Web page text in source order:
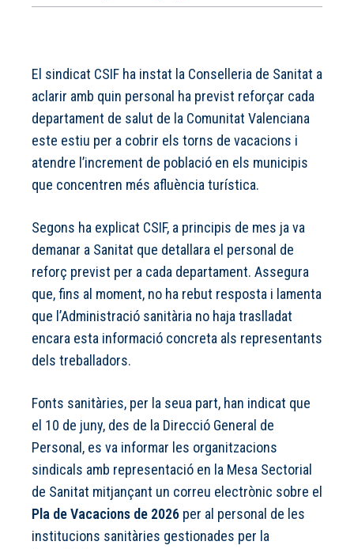
El sindicat CSIF ha instat la Conselleria de Sanitat a
aclarir amb quin personal ha previst reforçar cada
departament de salut de la Comunitat Valenciana
este estiu per a cobrir els torns de vacacions i
atendre l’increment de població en els municipis
que concentren més afluència turística.
Segons ha explicat CSIF, a principis de mes ja va
demanar a Sanitat que detallara el personal de
reforç previst per a cada departament. Assegura
que, fins al moment, no ha rebut resposta i lamenta
que l’Administració sanitària no haja traslladat
encara esta informació concreta als representants
dels treballadors.
Fonts sanitàries, per la seua part, han indicat que
el 10 de juny, des de la Direcció General de
Personal, es va informar les organitzacions
sindicals amb representació en la Mesa Sectorial
de Sanitat mitjançant un correu electrònic sobre el
Pla de Vacacions de 2026 per al personal de les
institucions sanitàries gestionades per la